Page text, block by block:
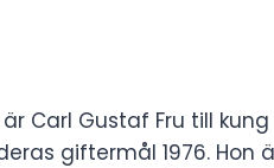
Carl Gustaf Fru till
giftermål 1976. Hon